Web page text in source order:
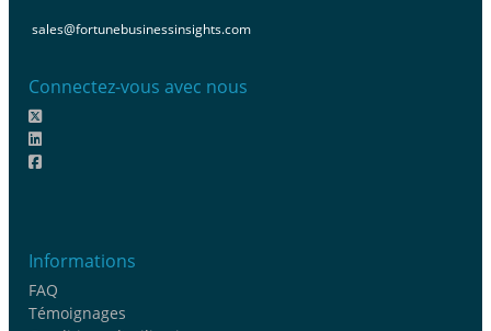
sales@fortunebusinessinsights.com
Connectez-vous avec nous
Informations
FAQ
Témoignages